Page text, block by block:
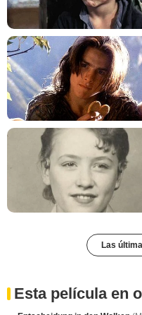
Las
Esta película en